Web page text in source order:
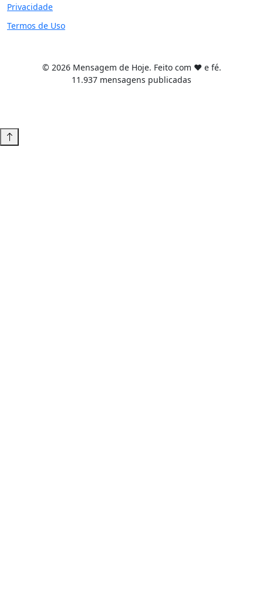
Privacidade
Termos de Uso
© 2026 Mensagem de Hoje. Feito com ❤️ e fé.
11.937 mensagens publicadas